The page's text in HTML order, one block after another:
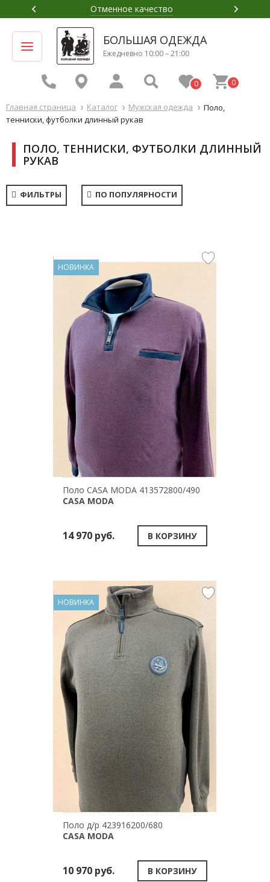
Приемлемая цена
БОЛЬШАЯ ОДЕЖДА
Ежедневно 10:00 – 21:00
0 0
Главная страница Каталог Мужская одежда
Поло,
тенниски, футболки длинный рукав
ПОЛО, ТЕННИСКИ, ФУТБОЛКИ ДЛИННЫЙ
РУКАВ
ФИЛЬТРЫ ПО ПОПУЛЯРНОСТИ
НОВИНКА
Поло CASA MODA 413572800/490
CASA MODA
14 970 руб. В КОРЗИНУ
НОВИНКА
Поло д/р 423916200/680
CASA MODA
10 970 руб. В КОРЗИНУ